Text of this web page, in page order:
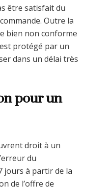
être satisfait du
Outre la
bien non conforme
protégé par un
dans un délai très
pour un
droit à un
du
jours à partir de la
de l’offre de